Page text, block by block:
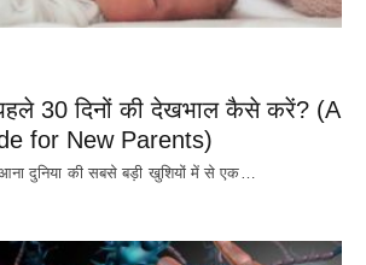
30 दिनों की देखभाल कैसे करें? (A
for New Parents)
दुनिया की सबसे बड़ी खुशियों में से एक…